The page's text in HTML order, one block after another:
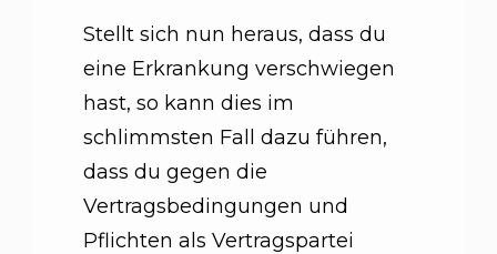
Stellt sich nun heraus, dass du
eine Erkrankung verschwiegen
hast, so kann dies im
schlimmsten Fall dazu führen,
dass du gegen die
Vertragsbedingungen und
Pflichten als Vertragspartei